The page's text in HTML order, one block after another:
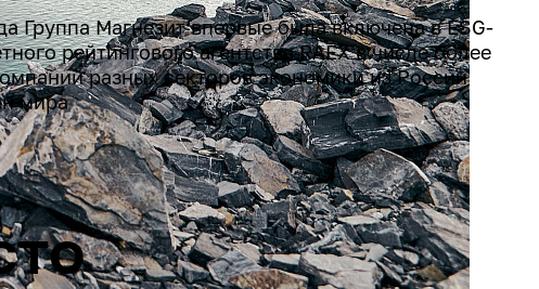
Группа Магнезит впервые была включена в ESG-
рейтингового агентства RAEX в числе более
разных секторов экономики из России
мира